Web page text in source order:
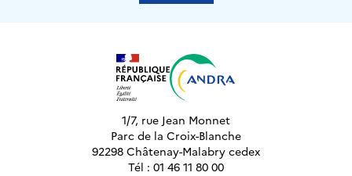
1/7, rue Jean Monnet
Parc de la Croix-Blanche
92298 Châtenay-Malabry cedex
Tél : 01 46 11 80 00